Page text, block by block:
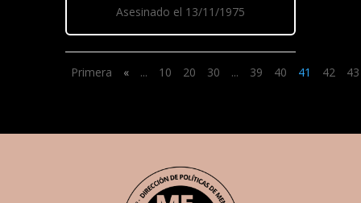
Asesinado el 13/11/1975
Primera « ... 10 20 30 ... 39 40 41 42 43